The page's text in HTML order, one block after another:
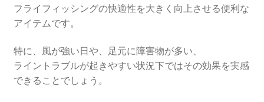
フライフィッシングの快適性を大きく向上させる便利な
アイテムです。
特に、風が強い日や、足元に障害物が多い、
ライントラブルが起きやすい状況下ではその効果を実感
できることでしょう。